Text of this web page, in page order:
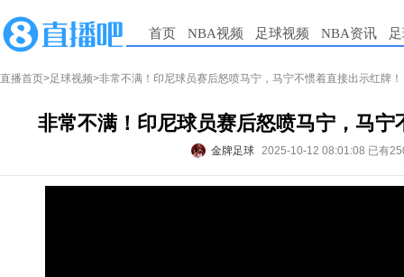
首页 NBA视频 足球视频 NBA资讯
直播首页>足球视频>非常不满！印尼球员赛后怒喷马宁，马宁不惯着直接出示红牌！
非常不满！印尼球员赛后怒喷马宁，马宁
金牌足球 2025-10-12 08:01:08 已有